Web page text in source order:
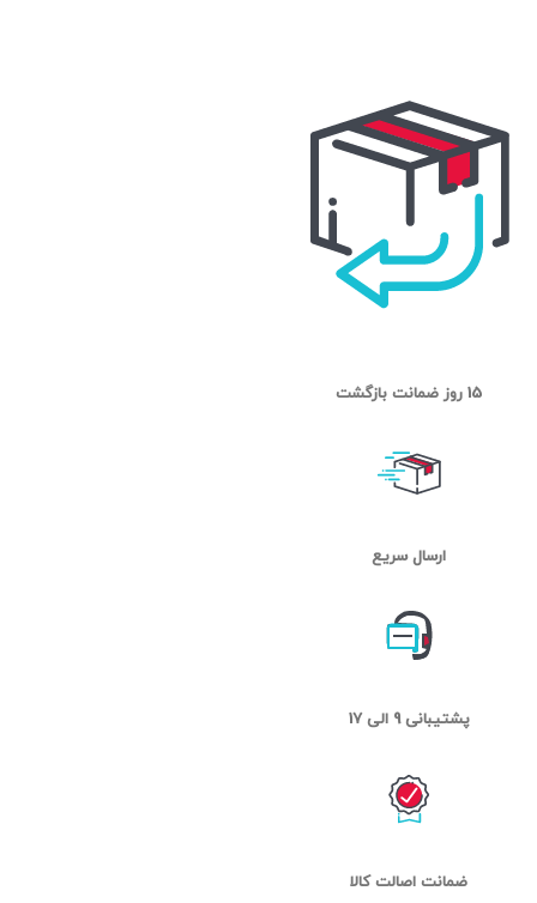
15 روز ضمانت بازگشت
ارسال سریع
پشتیبانی 9 الی 17
ضمانت اصالت کالا